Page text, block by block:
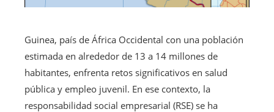
Guinea, país de África Occidental con una población
estimada en alrededor de 13 a 14 millones de
habitantes, enfrenta retos significativos en salud
pública y empleo juvenil. En ese contexto, la
responsabilidad social empresarial (RSE) se ha